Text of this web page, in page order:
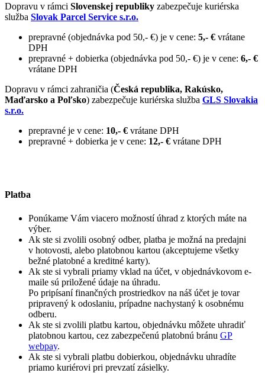
Dopravu v rámci Slovenskej republiky zabezpečuje kuriérska
služba Slovak Parcel Service s.r.o.
prepravné (objednávka pod 50,- €) je v cene: 5,- € vrátane
DPH
prepravné + dobierka (objednávka pod 50,- €) je v cene: 6,- €
vrátane DPH
Dopravu v rámci zahraničia (Česká republika, Rakúsko,
Maďarsko a Poľsko) zabezpečuje kuriérska služba GLS Slovakia
s.r.o.
prepravné je v cene: 10,- € vrátane DPH
prepravné + dobierka je v cene: 12,- € vrátane DPH
Platba
Ponúkame Vám viacero možností úhrad z ktorých máte na
výber.
Ak ste si zvolili osobný odber, platba je možná na predajni
v hotovosti, alebo platobnou kartou (akceptujeme všetky
bežné platobné a kreditné karty).
Ak ste si vybrali priamy vklad na účet, v objednávkovom e-
maile sú priložené údaje na úhradu.
Po pripísaní finančných prostriedkov na náš účet je tovar
pripravený k odoslaniu, prípadne nachystaný k osobnému
odberu.
Ak ste si zvolili platbu kartou, objednávku môžete uhradiť
platobnou kartou, cez zabezpečenú platobnú bránu GP
webpay.
Ak ste si vybrali platbu dobierkou, objednávku uhradíte
priamo kuriérovi pri prevzatí zásielky.